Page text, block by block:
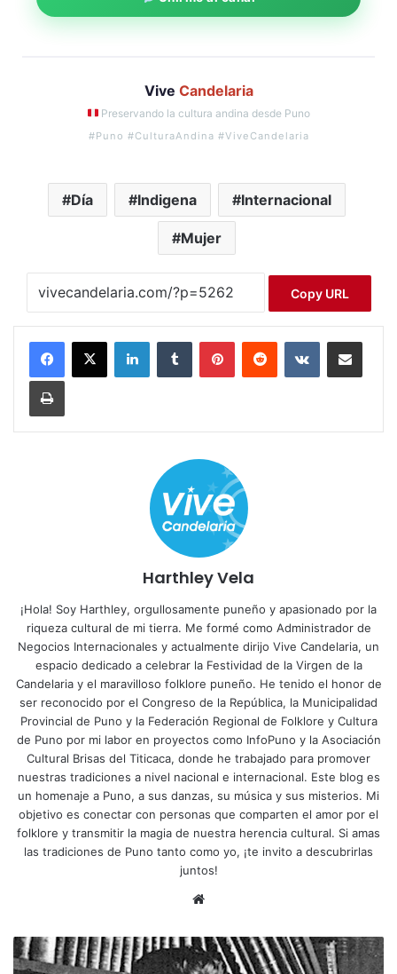
Vive Candelaria
Preservando la cultura andina desde Puno
#Puno #CulturaAndina #ViveCandelaria
Día Indigena Internacional
Mujer
Copy URL
Harthley Vela
¡Hola! Soy Harthley, orgullosamente puneño y apasionado por la
riqueza cultural de mi tierra. Me formé como Administrador de
Negocios Internacionales y actualmente dirijo Vive Candelaria, un
espacio dedicado a celebrar la Festividad de la Virgen de la
Candelaria y el maravilloso folklore puneño. He tenido el honor de
ser reconocido por el Congreso de la República, la Municipalidad
Provincial de Puno y la Federación Regional de Folklore y Cultura
de Puno por mi labor en proyectos como InfoPuno y la Asociación
Cultural Brisas del Titicaca, donde he trabajado para promover
nuestras tradiciones a nivel nacional e internacional. Este blog es
un homenaje a Puno, a sus danzas, su música y sus misterios. Mi
objetivo es conectar con personas que comparten el amor por el
folklore y transmitir la magia de nuestra herencia cultural. Si amas
las tradiciones de Puno tanto como yo, ¡te invito a descubrirlas
juntos!
we
b
G
a